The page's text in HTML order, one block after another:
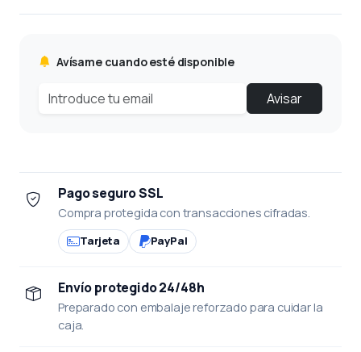
Avísame cuando esté disponible
Avisar
Pago seguro SSL
Compra protegida con transacciones cifradas.
Tarjeta PayPal
Envío protegido 24/48h
Preparado con embalaje reforzado para cuidar la
caja.